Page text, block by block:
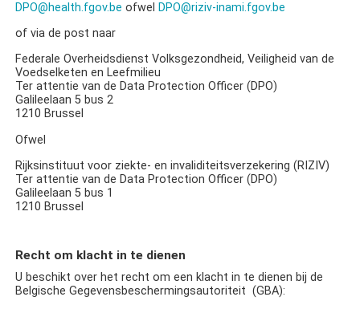
DPO@health.fgov.be ofwel DPO@riziv-inami.fgov.be
of via de post naar
Federale Overheidsdienst Volksgezondheid, Veiligheid van de
Voedselketen en Leefmilieu
Ter attentie van de Data Protection Officer (DPO)
Galileelaan 5 bus 2
1210 Brussel
Ofwel
Rijksinstituut voor ziekte- en invaliditeitsverzekering (RIZIV)
Ter attentie van de Data Protection Officer (DPO)
Galileelaan 5 bus 1
1210 Brussel
Recht om klacht in te dienen
U beschikt over het recht om een klacht in te dienen bij de
Belgische Gegevensbeschermingsautoriteit (GBA):